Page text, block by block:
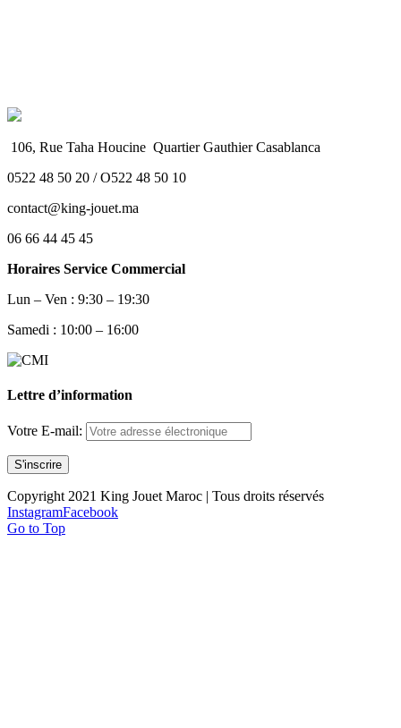
106, Rue Taha Houcine Quartier Gauthier Casablanca
0522 48 50 20 / O522 48 50 10
contact@king-jouet.ma
06 66 44 45 45
Horaires Service Commercial
Lun – Ven : 9:30 – 19:30
Samedi : 10:00 – 16:00
Lettre d’information
Votre E-mail:
Copyright 2021 King Jouet Maroc | Tous droits réservés
InstagramFacebook
Go to Top